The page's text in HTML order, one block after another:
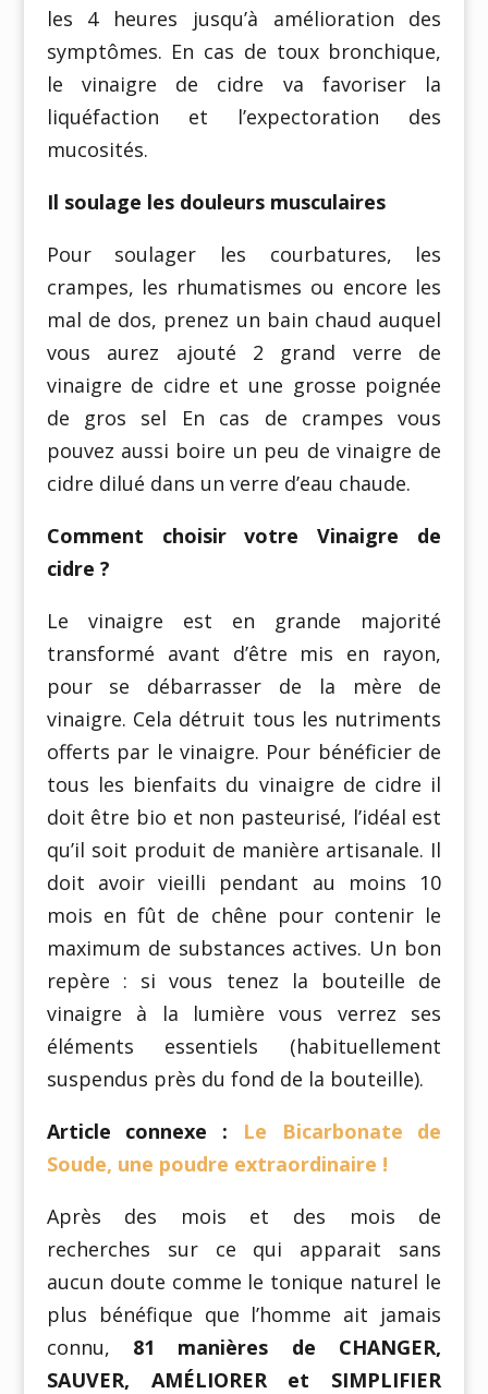
les 4 heures jusqu’à amélioration des
symptômes. En cas de toux bronchique,
le vinaigre de cidre va favoriser la
liquéfaction et l’expectoration des
mucosités.
Il soulage les douleurs musculaires
Pour soulager les courbatures, les
crampes, les rhumatismes ou encore les
mal de dos, prenez un bain chaud auquel
vous aurez ajouté 2 grand verre de
vinaigre de cidre et une grosse poignée
de gros sel En cas de crampes vous
pouvez aussi boire un peu de vinaigre de
cidre dilué dans un verre d’eau chaude.
Comment choisir votre Vinaigre de
cidre ?
Le vinaigre est en grande majorité
transformé avant d’être mis en rayon,
pour se débarrasser de la mère de
vinaigre. Cela détruit tous les nutriments
offerts par le vinaigre. Pour bénéficier de
tous les bienfaits du vinaigre de cidre il
doit être bio et non pasteurisé, l’idéal est
qu’il soit produit de manière artisanale. Il
doit avoir vieilli pendant au moins 10
mois en fût de chêne pour contenir le
maximum de substances actives. Un bon
repère : si vous tenez la bouteille de
vinaigre à la lumière vous verrez ses
éléments essentiels (habituellement
suspendus près du fond de la bouteille).
Article connexe : Le Bicarbonate de
Soude, une poudre extraordinaire !
Après des mois et des mois de
recherches sur ce qui apparait sans
aucun doute comme le tonique naturel le
plus bénéfique que l’homme ait jamais
connu, 81 manières de CHANGER,
SAUVER, AMÉLIORER et SIMPLIFIER